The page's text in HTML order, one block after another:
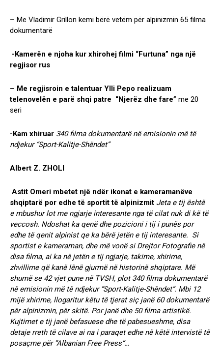
– Me Vladimir Grillon kemi bërë vetëm për alpinizmin 65 filma
dokumentarë
-Kamerën e njoha kur xhirohej filmi “Furtuna” nga një
regjisor rus
– Me regjisroin e talentuar Ylli Pepo realizuam
telenovelën e parë shqi patre “Njerëz dhe fare” me 20
seri
-Kam xhiruar 340 filma dokumentarë në emisionin më të
ndjekur “Sport-Kalitje-Shëndet”
Albert Z. ZHOLI
Astit Omeri mbetet një ndër ikonat e kameramanëve
shqiptarë por edhe të sportit të alpinizmit Jeta e tij është
e mbushur lot me ngjarje interesante nga të cilat nuk di kë të
veccosh. Ndoshat ka qenë dhe pozicioni i tij i punës por
edhe të qenit alpinist qe ka bërë jetën e tij interesante. Si
sportist e kameraman, dhe më vonë si Drejtor Fotografie në
disa filma, ai ka në jetën e tij ngjarje, takime, xhirime,
zhvillime që kanë lënë gjurmë në historinë shqiptare. Më
shumë se 42 vjet pune në TVSH, plot 340 filma dokumentarë
në emisionin më të ndjekur “Sport-Kalitje-Shëndet”. Mbi 12
mijë xhirime, llogaritur këtu të tjerat siç janë 60 dokumentarë
për alpinizmin, për skitë. Por janë dhe 50 filma artistikë.
Kujtimet e tij janë befasuese dhe të pabesueshme, disa
detaje rreth të cilave ai na i paraqet edhe në këtë intervistë të
posaçme për “Albanian Free Press”…